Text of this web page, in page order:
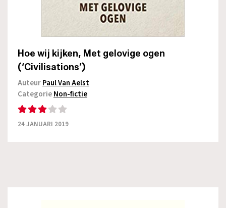
Hoe wij kijken, Met gelovige ogen
(‘Civilisations’)
AuteurPaul Van Aelst
CategorieNon-fictie
24 JANUARI 2019